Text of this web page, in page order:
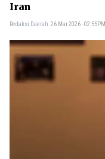
Iran
Redaksi Daerah 26 Mar 2026 - 02:55PM